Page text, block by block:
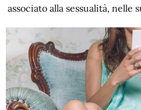
associato alla sessualità, nelle